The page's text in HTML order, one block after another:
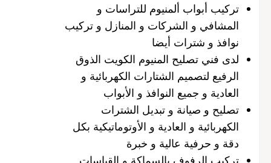
تركيب أبواب ألمنيوم للتراسات و
المشافي و الشركات و المنازل و تركيب
نوافذ و شترات أيضا
لدى فني تصليح المنيوم الكويت الذوق
الرفيع لتصميم الشتارات الكهربائية و
العادية و جميع النوافذ و الأبواب
تصليح و صيانة و تبديل الشترات
الكهربائية و العادية و الأوتوماتيكية بكل
دقة و حرفية عالية و خبرة
تركيب الرفوف بالسماكة و القياسات